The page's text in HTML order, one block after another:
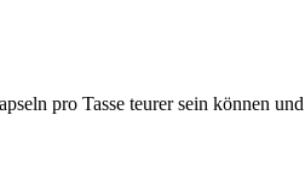
pro Tasse teurer sein können und